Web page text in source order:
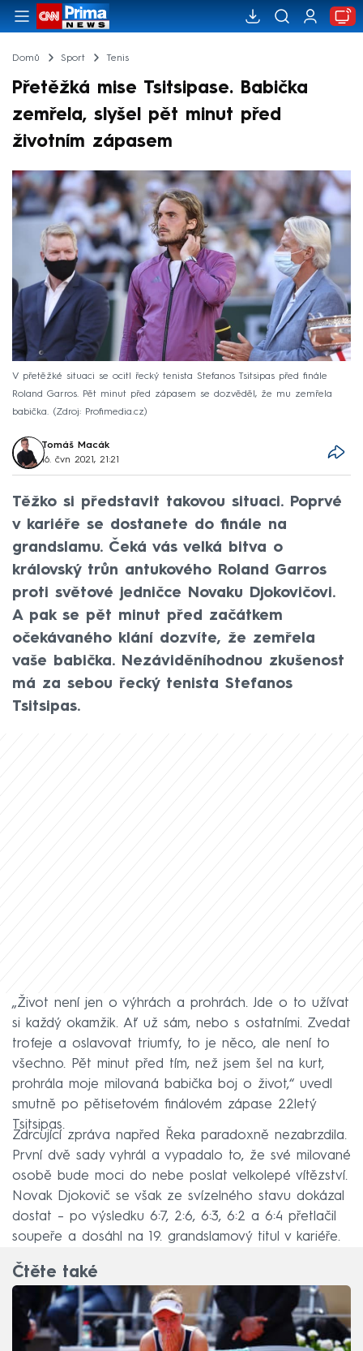
Domů Sport Tenis
Přetěžká mise Tsitsipase. Babička
zemřela, slyšel pět minut před
životním zápasem
V přetěžké situaci se ocitl řecký tenista Stefanos Tsitsipas před finále
Roland Garros. Pět minut před zápasem se dozvěděl, že mu zemřela
babička.
Zdroj: Profimedia.cz
Tomáš Macák
16. čvn 2021, 21:21
Těžko si představit takovou situaci. Poprvé
v kariéře se dostanete do finále na
grandslamu. Čeká vás velká bitva o
královský trůn antukového Roland Garros
proti světové jedničce Novaku Djokovičovi.
A pak se pět minut před začátkem
očekávaného klání dozvíte, že zemřela
vaše babička. Nezáviděníhodnou zkušenost
má za sebou řecký tenista Stefanos
Tsitsipas.
„Život není jen o výhrách a prohrách. Jde o to užívat
si každý okamžik. Ať už sám, nebo s ostatními. Zvedat
trofeje a oslavovat triumfy, to je něco, ale není to
všechno. Pět minut před tím, než jsem šel na kurt,
prohrála moje milovaná babička boj o život,“ uvedl
smutně po pětisetovém finálovém zápase 22letý
Tsitsipas.
Zdrcující zpráva napřed Řeka paradoxně nezabrzdila.
První dvě sady vyhrál a vypadalo to, že své milované
osobě bude moci do nebe poslat velkolepé vítězství.
Novak Djokovič se však ze svízelného stavu dokázal
dostat – po výsledku 6:7, 2:6, 6:3, 6:2 a 6:4 přetlačil
soupeře a dosáhl na 19. grandslamový titul v kariéře.
Čtěte také